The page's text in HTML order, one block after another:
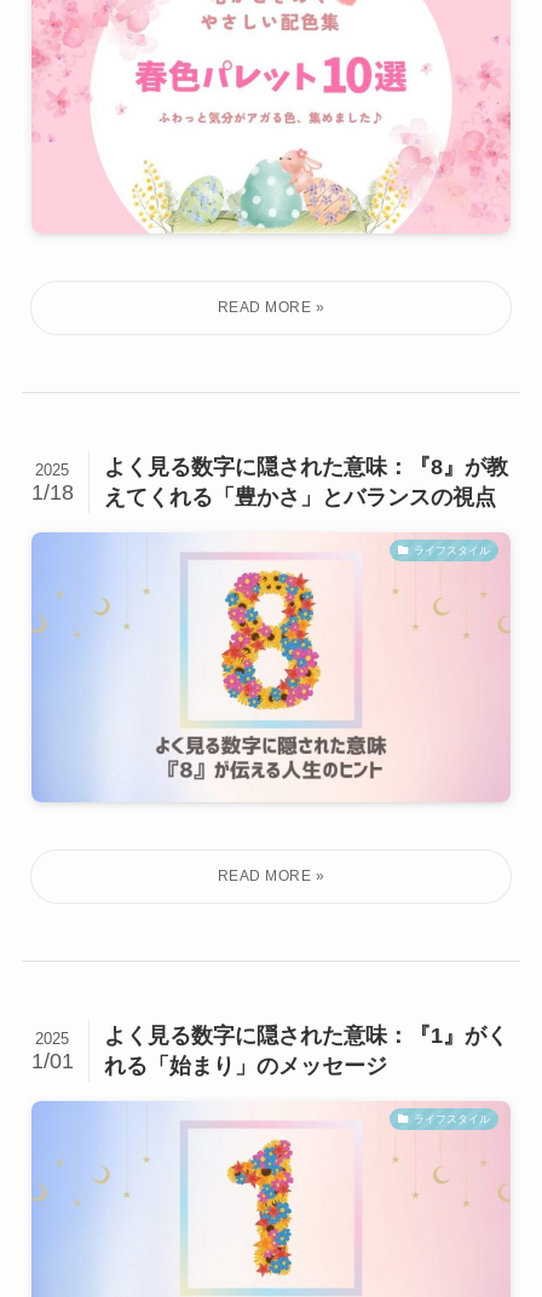
よく見る数字に隠された意味：『8』が教
えてくれる「豊かさ」とバランスの視点
2025
1/18
ライフスタイル
よく見る数字に隠された意味：『1』がく
れる「始まり」のメッセージ
2025
1/01
ライフスタイル